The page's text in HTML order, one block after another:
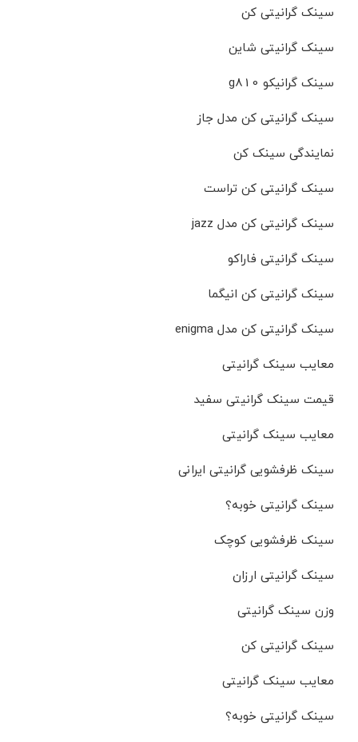
سینک گرانیتی کن
سینک گرانیتی شاین
سینک گرانیکو g810
سینک گرانیتی کن مدل جاز
نمایندگی سینک کن
سینک گرانیتی کن تراست
سینک گرانیتی کن مدل jazz
سینک گرانیتی فاراکو
سینک گرانیتی کن انیگما
سینک گرانیتی کن مدل enigma
معایب سینک گرانیتی
قیمت سینک گرانیتی سفید
معایب سینک گرانیتی
سینک ظرفشویی گرانیتی ایرانی
سینک گرانیتی خوبه؟
سینک ظرفشویی کوچک
سینک گرانیتی ارزان
وزن سینک گرانیتی
سینک گرانیتی کن
معایب سینک گرانیتی
سینک گرانیتی خوبه؟